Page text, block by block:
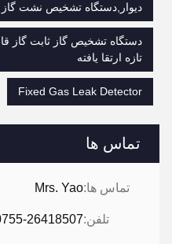
تماس ها
تماس ها:Mrs. Yao
تلفن:26418507
دیوار,دستگاه تشخیص نشت گاز
دستگاه تشخیص گاز ثابت گاز
تازه ارتقا یافته
Fixed Gas Leak Detector